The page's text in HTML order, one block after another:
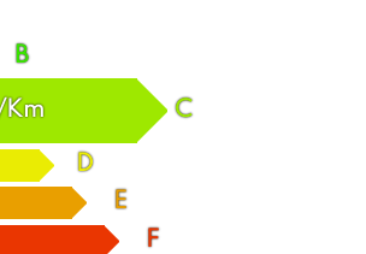
B
C
D
E
F